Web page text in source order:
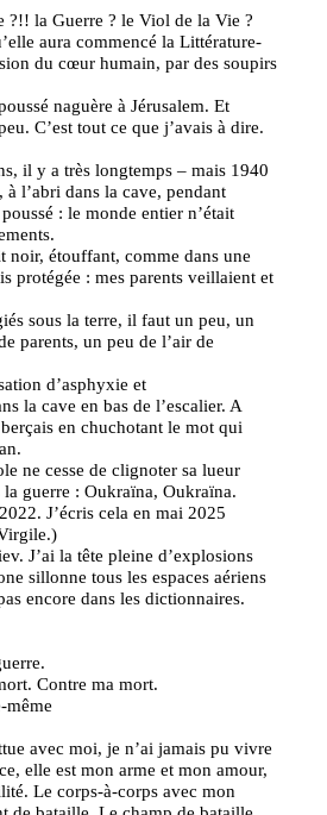
?!! la Guerre ? le Viol de la Vie ?
aura commencé la Littérature-
du cœur humain, par des soupirs
naguère à Jérusalem. Et
C’est tout ce que j’avais à dire.
il y a très longtemps – mais 1940
à l’abri dans la cave, pendant
: le monde entier n’était
noir, étouffant, comme dans une
protégée : mes parents veillaient et
sous la terre, il faut un peu, un
parents, un peu de l’air de
d’asphyxie et
la cave en bas de l’escalier. A
en chuchotant le mot qui
ne cesse de clignoter sa lueur
la guerre : Oukraïna, Oukraïna.
J’écris cela en mai 2025
J’ai la tête pleine d’explosions
sillonne tous les espaces aériens
encore dans les dictionnaires.
Contre ma mort.
même
avec moi, je n’ai jamais pu vivre
elle est mon arme et mon amour,
Le corps-à-corps avec mon